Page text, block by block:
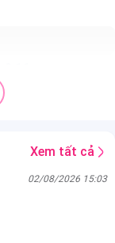
xuất
tiện lợi cho bé
Xem tất cả
02/08/2026 15:03